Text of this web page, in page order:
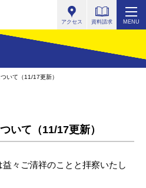
アクセス 資料請求 MENU
いて（11/17更新）
いて（11/17更新）
々ご清祥のことと拝察いたし